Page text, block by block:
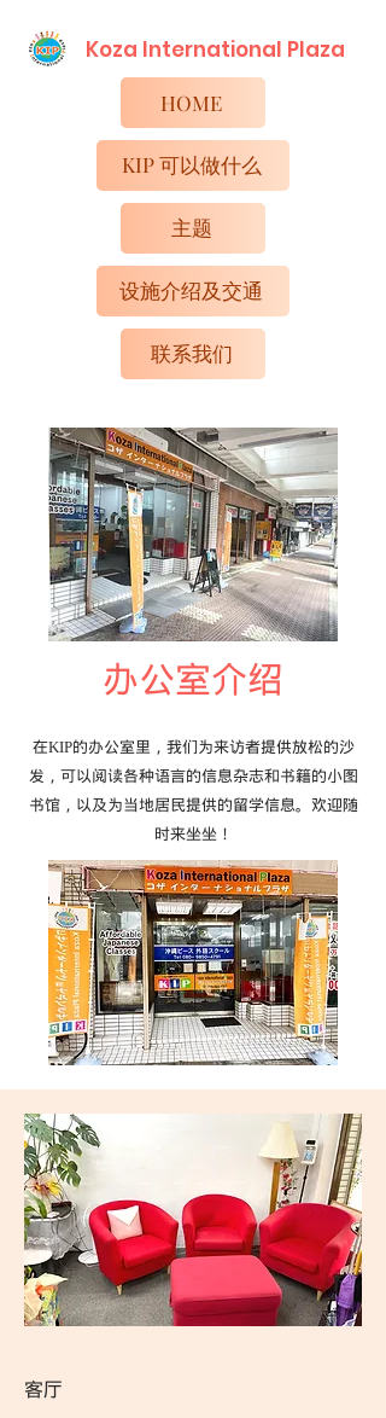
Koza International​ Plaza
HOME
KIP 可以做什么
主题
设施介绍及交通
联系我们
办公室介绍
在KIP的办公室里，我们为来访者提供放松的沙
发，可以阅读各种语言的信息杂志和书籍的小图
书馆，以及为当地居民提供的留学信息。欢迎随
时来坐坐！
客厅